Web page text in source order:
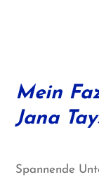
Mein
Jana
Spannende